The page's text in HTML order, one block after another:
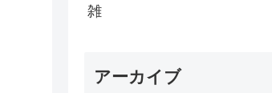
雑
アーカイブ